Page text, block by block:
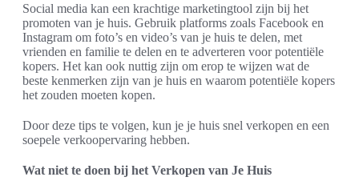
Social media kan een krachtige marketingtool zijn bij het
promoten van je huis. Gebruik platforms zoals Facebook en
Instagram om foto’s en video’s van je huis te delen, met
vrienden en familie te delen en te adverteren voor potentiële
kopers. Het kan ook nuttig zijn om erop te wijzen wat de
beste kenmerken zijn van je huis en waarom potentiële kopers
het zouden moeten kopen.
Door deze tips te volgen, kun je je huis snel verkopen en een
soepele verkoopervaring hebben.
Wat niet te doen bij het Verkopen van Je Huis